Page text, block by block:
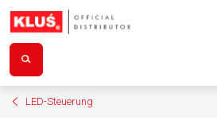
Inhalt
springen
LED-Steuerung